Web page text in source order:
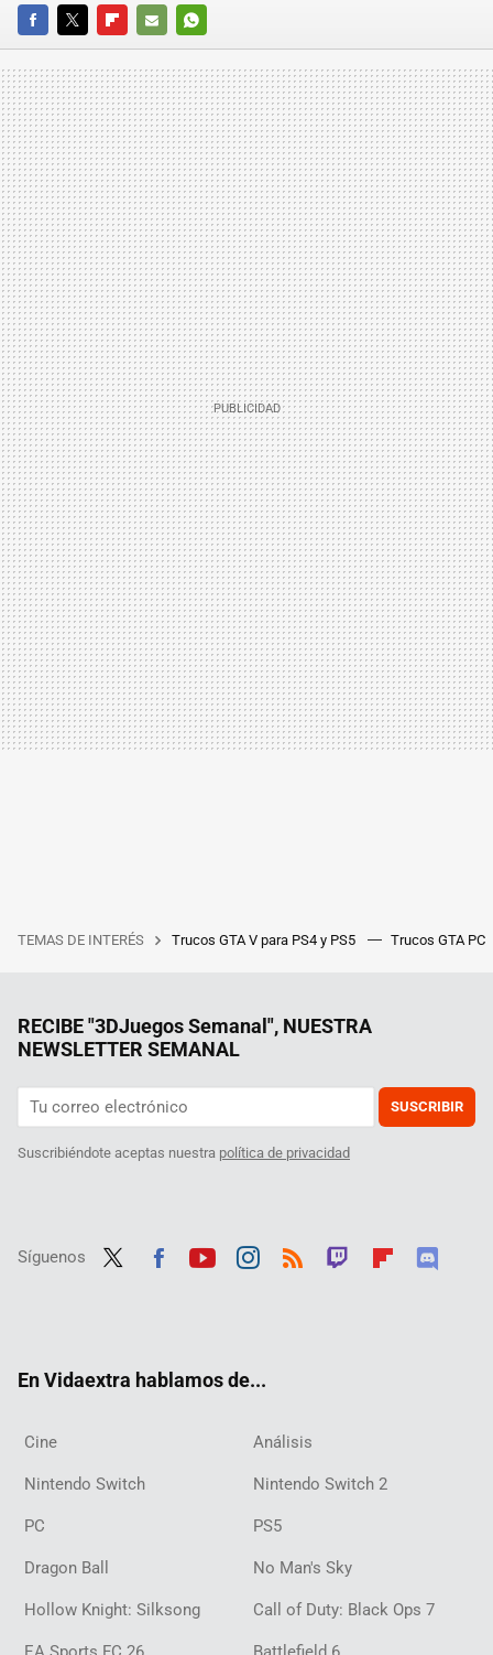
FACEBOOKTWITTERFLIPBOARD
E-
MAIL
WHATSAPP
TEMAS DE INTERÉS Trucos GTA V para PS4 y PS5 Trucos GTA PC
RECIBE "3DJuegos Semanal", NUESTRA
NEWSLETTER SEMANAL
SUSCRIBIR
Suscribiéndote aceptas nuestra política de privacidad
Síguenos
En Vidaextra hablamos de...
Cine Análisis
Nintendo Switch Nintendo Switch 2
PC PS5
Dragon Ball No Man's Sky
Hollow Knight: Silksong Call of Duty: Black Ops 7